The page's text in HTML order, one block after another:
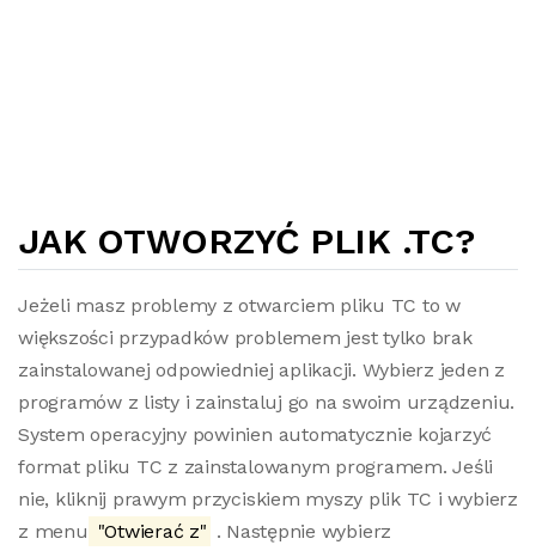
JAK OTWORZYĆ PLIK .TC?
Jeżeli masz problemy z otwarciem pliku TC to w
większości przypadków problemem jest tylko brak
zainstalowanej odpowiedniej aplikacji. Wybierz jeden z
programów z listy i zainstaluj go na swoim urządzeniu.
System operacyjny powinien automatycznie kojarzyć
format pliku TC z zainstalowanym programem. Jeśli
nie, kliknij prawym przyciskiem myszy plik TC i wybierz
z menu "Otwierać z" . Następnie wybierz